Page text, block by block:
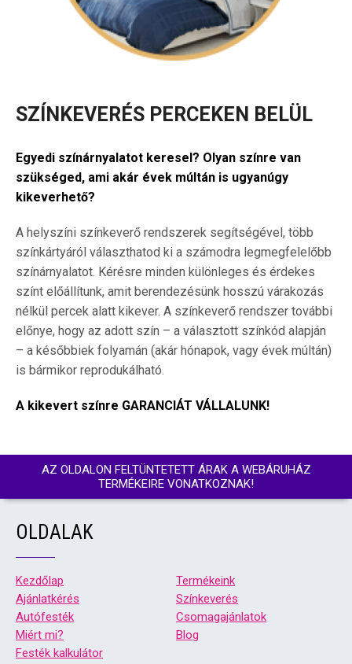
SZÍNKEVERÉS PERCEKEN BELÜL
Egyedi színárnyalatot keresel? Olyan színre van
szükséged, ami akár évek múltán is ugyanúgy
kikeverhető?
A helyszíni színkeverő rendszerek segítségével, több
színkártyáról választhatod ki a számodra legmegfelelőbb
színárnyalatot. Kérésre minden különleges és érdekes
színt előállítunk, amit berendezésünk hosszú várakozás
nélkül percek alatt kikever. A színkeverő rendszer további
előnye, hogy az adott szín – a választott színkód alapján
– a későbbiek folyamán (akár hónapok, vagy évek múltán)
is bármikor reprodukálható.
A kikevert színre GARANCIÁT VÁLLALUNK!
AZ OLDALON FELTÜNTETETT ÁRAK A WEBÁRUHÁZ
TERMÉKEIRE VONATKOZNAK!
OLDALAK
Kezdőlap
Termékeink
Ajánlatkérés
Színkeverés
Autófesték
Csomagajánlatok
Miért mi?
Blog
Festék kalkulátor